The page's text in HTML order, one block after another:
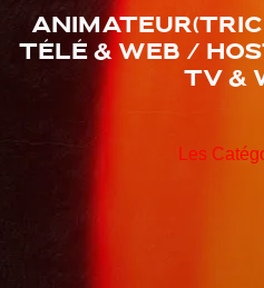
Télé & Web /
TV &
Les